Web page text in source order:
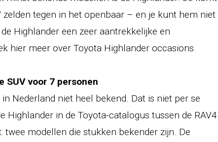
zelden tegen in het openbaar – en je kunt hem niet
Highlander een zeer aantrekkelijke en
hier meer over Toyota Highlander occasions.
SUV voor 7 personen
in Nederland niet heel bekend. Dat is niet per se
Highlander in de Toyota-catalogus tussen de RAV4
twee modellen die stukken bekender zijn. De